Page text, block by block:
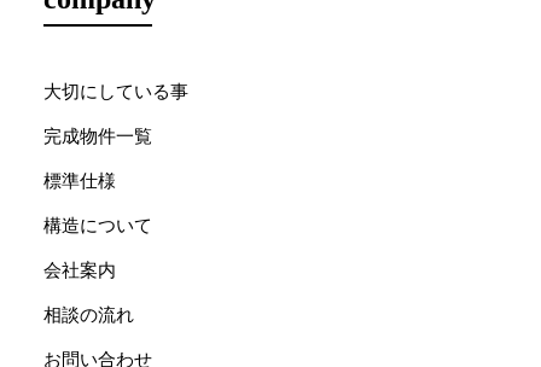
大切にしている事
完成物件一覧
標準仕様
構造について
会社案内
相談の流れ
お問い合わせ